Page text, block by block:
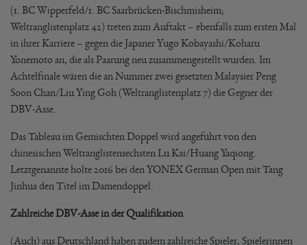
(1. BC Wipperfeld/1. BC Saarbrücken-Bischmisheim;
Weltranglistenplatz 42) treten zum Auftakt – ebenfalls zum ersten Mal
in ihrer Karriere – gegen die Japaner Yugo Kobayashi/Koharu
Yonemoto an, die als Paarung neu zusammengestellt wurden. Im
Achtelfinale wären die an Nummer zwei gesetzten Malaysier Peng
Soon Chan/Liu Ying Goh (Weltranglistenplatz 7) die Gegner der
DBV-Asse.
Das Tableau im Gemischten Doppel wird angeführt von den
chinesischen Weltranglistensechsten Lu Kai/Huang Yaqiong.
Letztgenannte holte 2016 bei den YONEX German Open mit Tang
Jinhua den Titel im Damendoppel.
Zahlreiche DBV-Asse in der Qualifikation
(Auch) aus Deutschland haben zudem zahlreiche Spieler, Spielerinnen